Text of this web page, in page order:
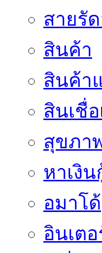
สายรั
สินค้า
สินค้า
สินเชื่
สุขภา
หาเงิ
อมาโด้
อินเตอ